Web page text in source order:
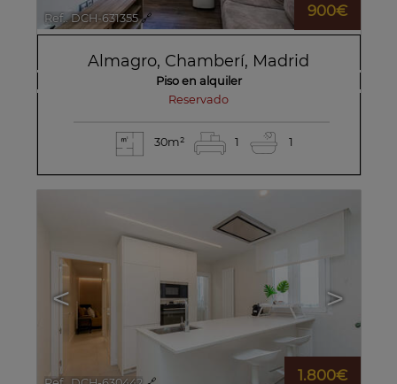
reservado
Ref.. DCH-631355 🔗
Almagro, Chamberí, Madrid
Piso en alquiler
30m² 1 1
900€
< >
1.800€